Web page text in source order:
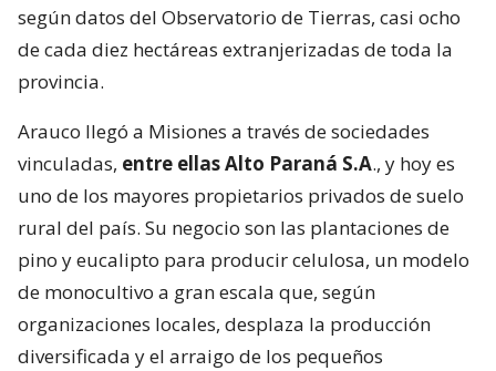
según datos del Observatorio de Tierras, casi ocho
de cada diez hectáreas extranjerizadas de toda la
provincia.
Arauco llegó a Misiones a través de sociedades
vinculadas, entre ellas Alto Paraná S.A., y hoy es
uno de los mayores propietarios privados de suelo
rural del país. Su negocio son las plantaciones de
pino y eucalipto para producir celulosa, un modelo
de monocultivo a gran escala que, según
organizaciones locales, desplaza la producción
diversificada y el arraigo de los pequeños